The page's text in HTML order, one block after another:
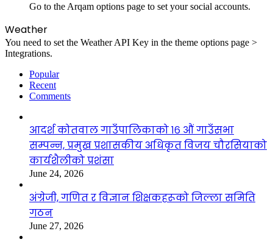
Go to the Arqam options page to set your social accounts.
Weather
You need to set the Weather API Key in the theme options page >
Integrations.
Popular
Recent
Comments
आदर्श कोतवाल गाउँपालिकाको १६ औं गाउँसभा
सम्पन्न, प्रमुख प्रशासकीय अधिकृत विजय चौरसियाको
कार्यशैलीको प्रशंसा
June 24, 2026
अंग्रेजी, गणित र विज्ञान शिक्षकहरूको जिल्ला समिति
गठन
June 27, 2026